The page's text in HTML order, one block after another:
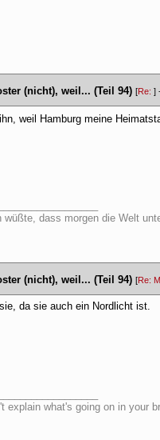
(nicht), weil... (Teil 94) [Re: ]
weil Hamburg meine
wüßte, dass morgen die Welt
(nicht), weil... (Teil 94) [Re:
da sie auch ein Nordlicht ist.
explain what's going on in your